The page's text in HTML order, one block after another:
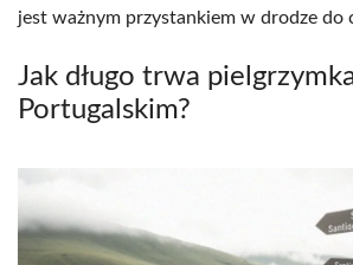
jest ważnym przystankiem w drodze do
Jak długo trwa
Portugalskim?